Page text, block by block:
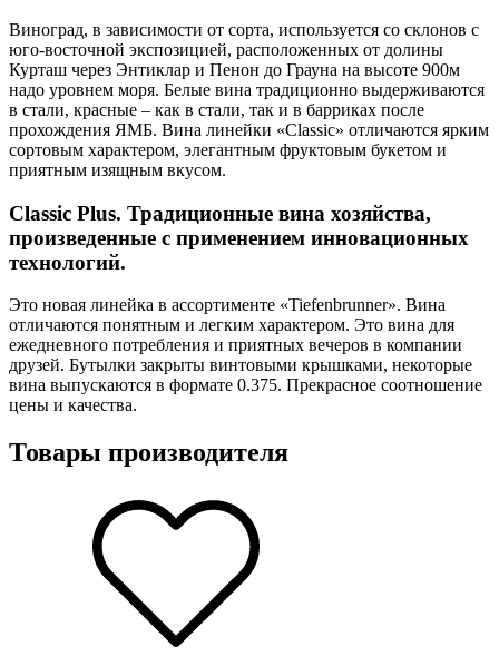
Виноград, в зависимости от сорта, используется со склонов с
юго-восточной экспозицией, расположенных от долины
Курташ через Энтиклар и Пенон до Грауна на высоте 900м
надо уровнем моря. Белые вина традиционно выдерживаются
в стали, красные – как в стали, так и в барриках после
прохождения ЯМБ. Вина линейки «Classic» отличаются ярким
сортовым характером, элегантным фруктовым букетом и
приятным изящным вкусом.
Classic Plus. Традиционные вина хозяйства,
произведенные с применением инновационных
технологий.
Это новая линейка в ассортименте «Tiefenbrunner». Вина
отличаются понятным и легким характером. Это вина для
ежедневного потребления и приятных вечеров в компании
друзей. Бутылки закрыты винтовыми крышками, некоторые
вина выпускаются в формате 0.375. Прекрасное соотношение
цены и качества.
Товары производителя